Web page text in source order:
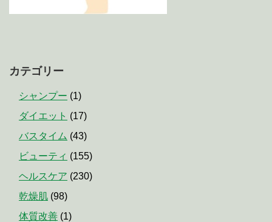
カテゴリー
シャンプー (1)
ダイエット (17)
バスタイム (43)
ビューティ (155)
ヘルスケア (230)
乾燥肌 (98)
体質改善 (1)